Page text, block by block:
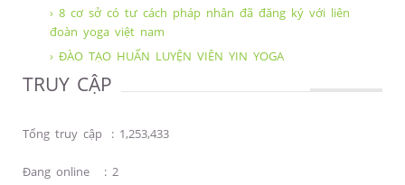
› 8 cơ sở có tư cách pháp nhân đã đăng ký với liên
đoàn yoga việt nam
› ĐÀO TẠO HUẤN LUYỆN VIÊN YIN YOGA
TRUY CẬP
Tổng truy cập : 1,253,433
Đang online : 2